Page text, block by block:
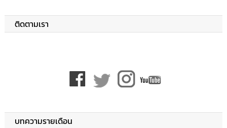
ติดตามเรา
บทความรายเดือน